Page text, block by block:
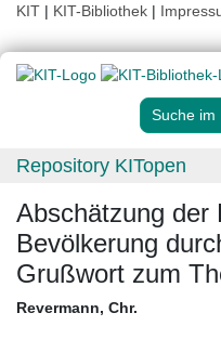
KIT | KIT-Bibliothek |
Suche im
Repository KITopen
Abschätzung der
Bevölkerung
Grußwort zum
Revermann, Chr.